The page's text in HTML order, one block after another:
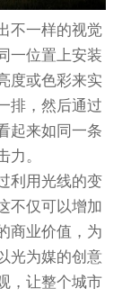
不一样的视觉
一位置上安装
度或色彩来实
排，然后通过
起来如同一条
。
利用光线的变
不仅可以增加
商业价值，为
光为媒的创意
，让整个城市